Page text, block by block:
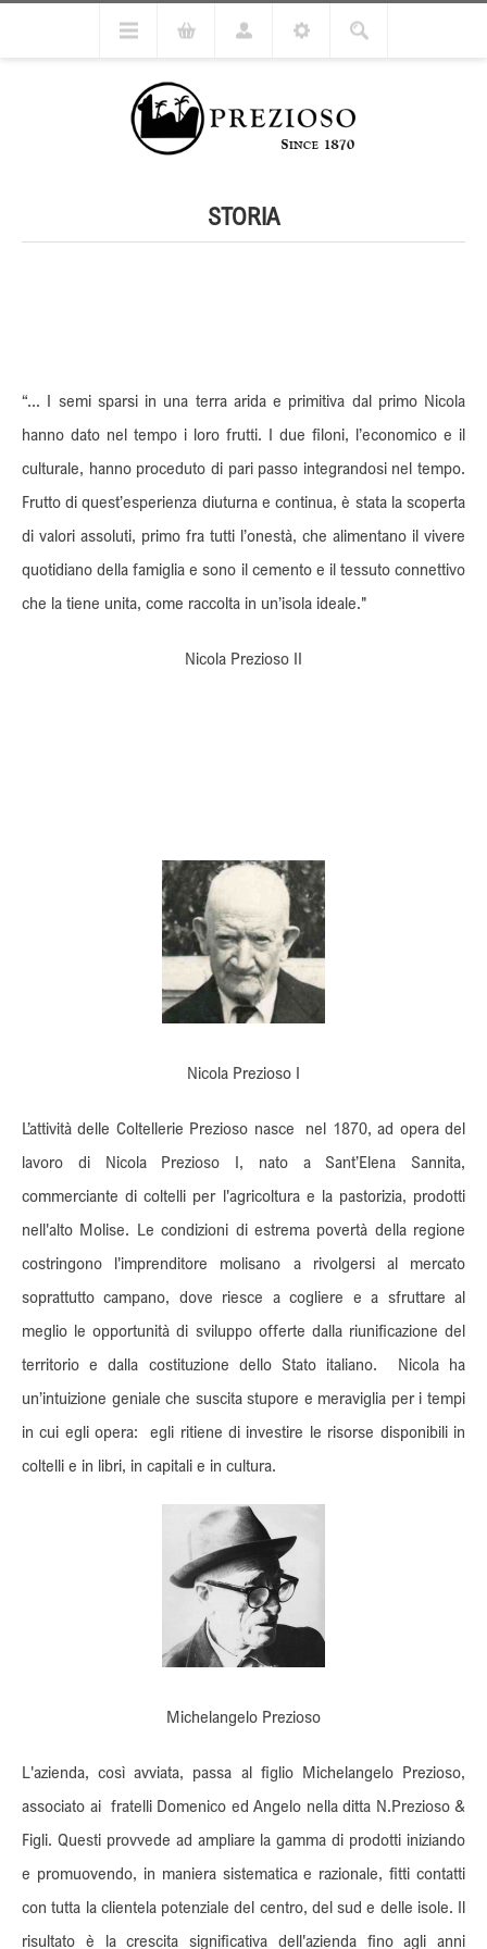
STORIA
“... I semi sparsi in una terra arida e primitiva dal primo Nicola
hanno dato nel tempo i loro frutti. I due filoni, l’economico e il
culturale, hanno proceduto di pari passo integrandosi nel tempo.
Frutto di quest’esperienza diuturna e continua, è stata la scoperta
di valori assoluti, primo fra tutti l’onestà, che alimentano il vivere
quotidiano della famiglia e sono il cemento e il tessuto connettivo
che la tiene unita, come raccolta in un’isola ideale."
Nicola Prezioso II
Nicola Prezioso I
L’attività delle Coltellerie Prezioso nasce nel 1870, ad opera del
lavoro di Nicola Prezioso I, nato a Sant’Elena Sannita,
commerciante di coltelli per l'agricoltura e la pastorizia, prodotti
nell'alto Molise. Le condizioni di estrema povertà della regione
costringono l'imprenditore molisano a rivolgersi al mercato
soprattutto campano, dove riesce a cogliere e a sfruttare al
meglio le opportunità di sviluppo offerte dalla riunificazione del
territorio e dalla costituzione dello Stato italiano. Nicola ha
un’intuizione geniale che suscita stupore e meraviglia per i tempi
in cui egli opera: egli ritiene di investire le risorse disponibili in
coltelli e in libri, in capitali e in cultura.
Michelangelo Prezioso
L'azienda, così avviata, passa al figlio Michelangelo Prezioso,
associato ai fratelli Domenico ed Angelo nella ditta N.Prezioso &
Figli. Questi provvede ad ampliare la gamma di prodotti iniziando
e promuovendo, in maniera sistematica e razionale, fitti contatti
con tutta la clientela potenziale del centro, del sud e delle isole. Il
risultato è la crescita significativa dell'azienda fino agli anni